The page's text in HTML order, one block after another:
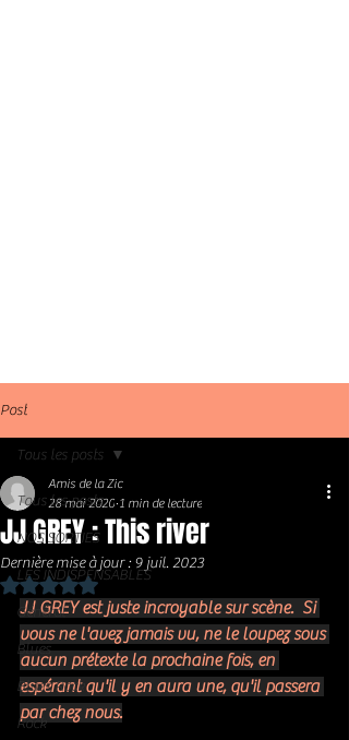
Post
Tous les posts
NOS SORTIES
LES INDISPENSABLES
Général
Blues
Blues Rock
Rock
Tous les posts
JJ GREY : This river
Amis de la Zic
28 mai 2020 1 min de lecture
Dernière mise à jour :9 juil. 2023
Noté NaN étoiles sur 5.
JJ GREY est juste incroyable sur scène.  Si
vous ne l'avez jamais vu, ne le loupez sous
aucun prétexte la prochaine fois, en
espérant qu'il y en aura une, qu'il passera
par chez nous.